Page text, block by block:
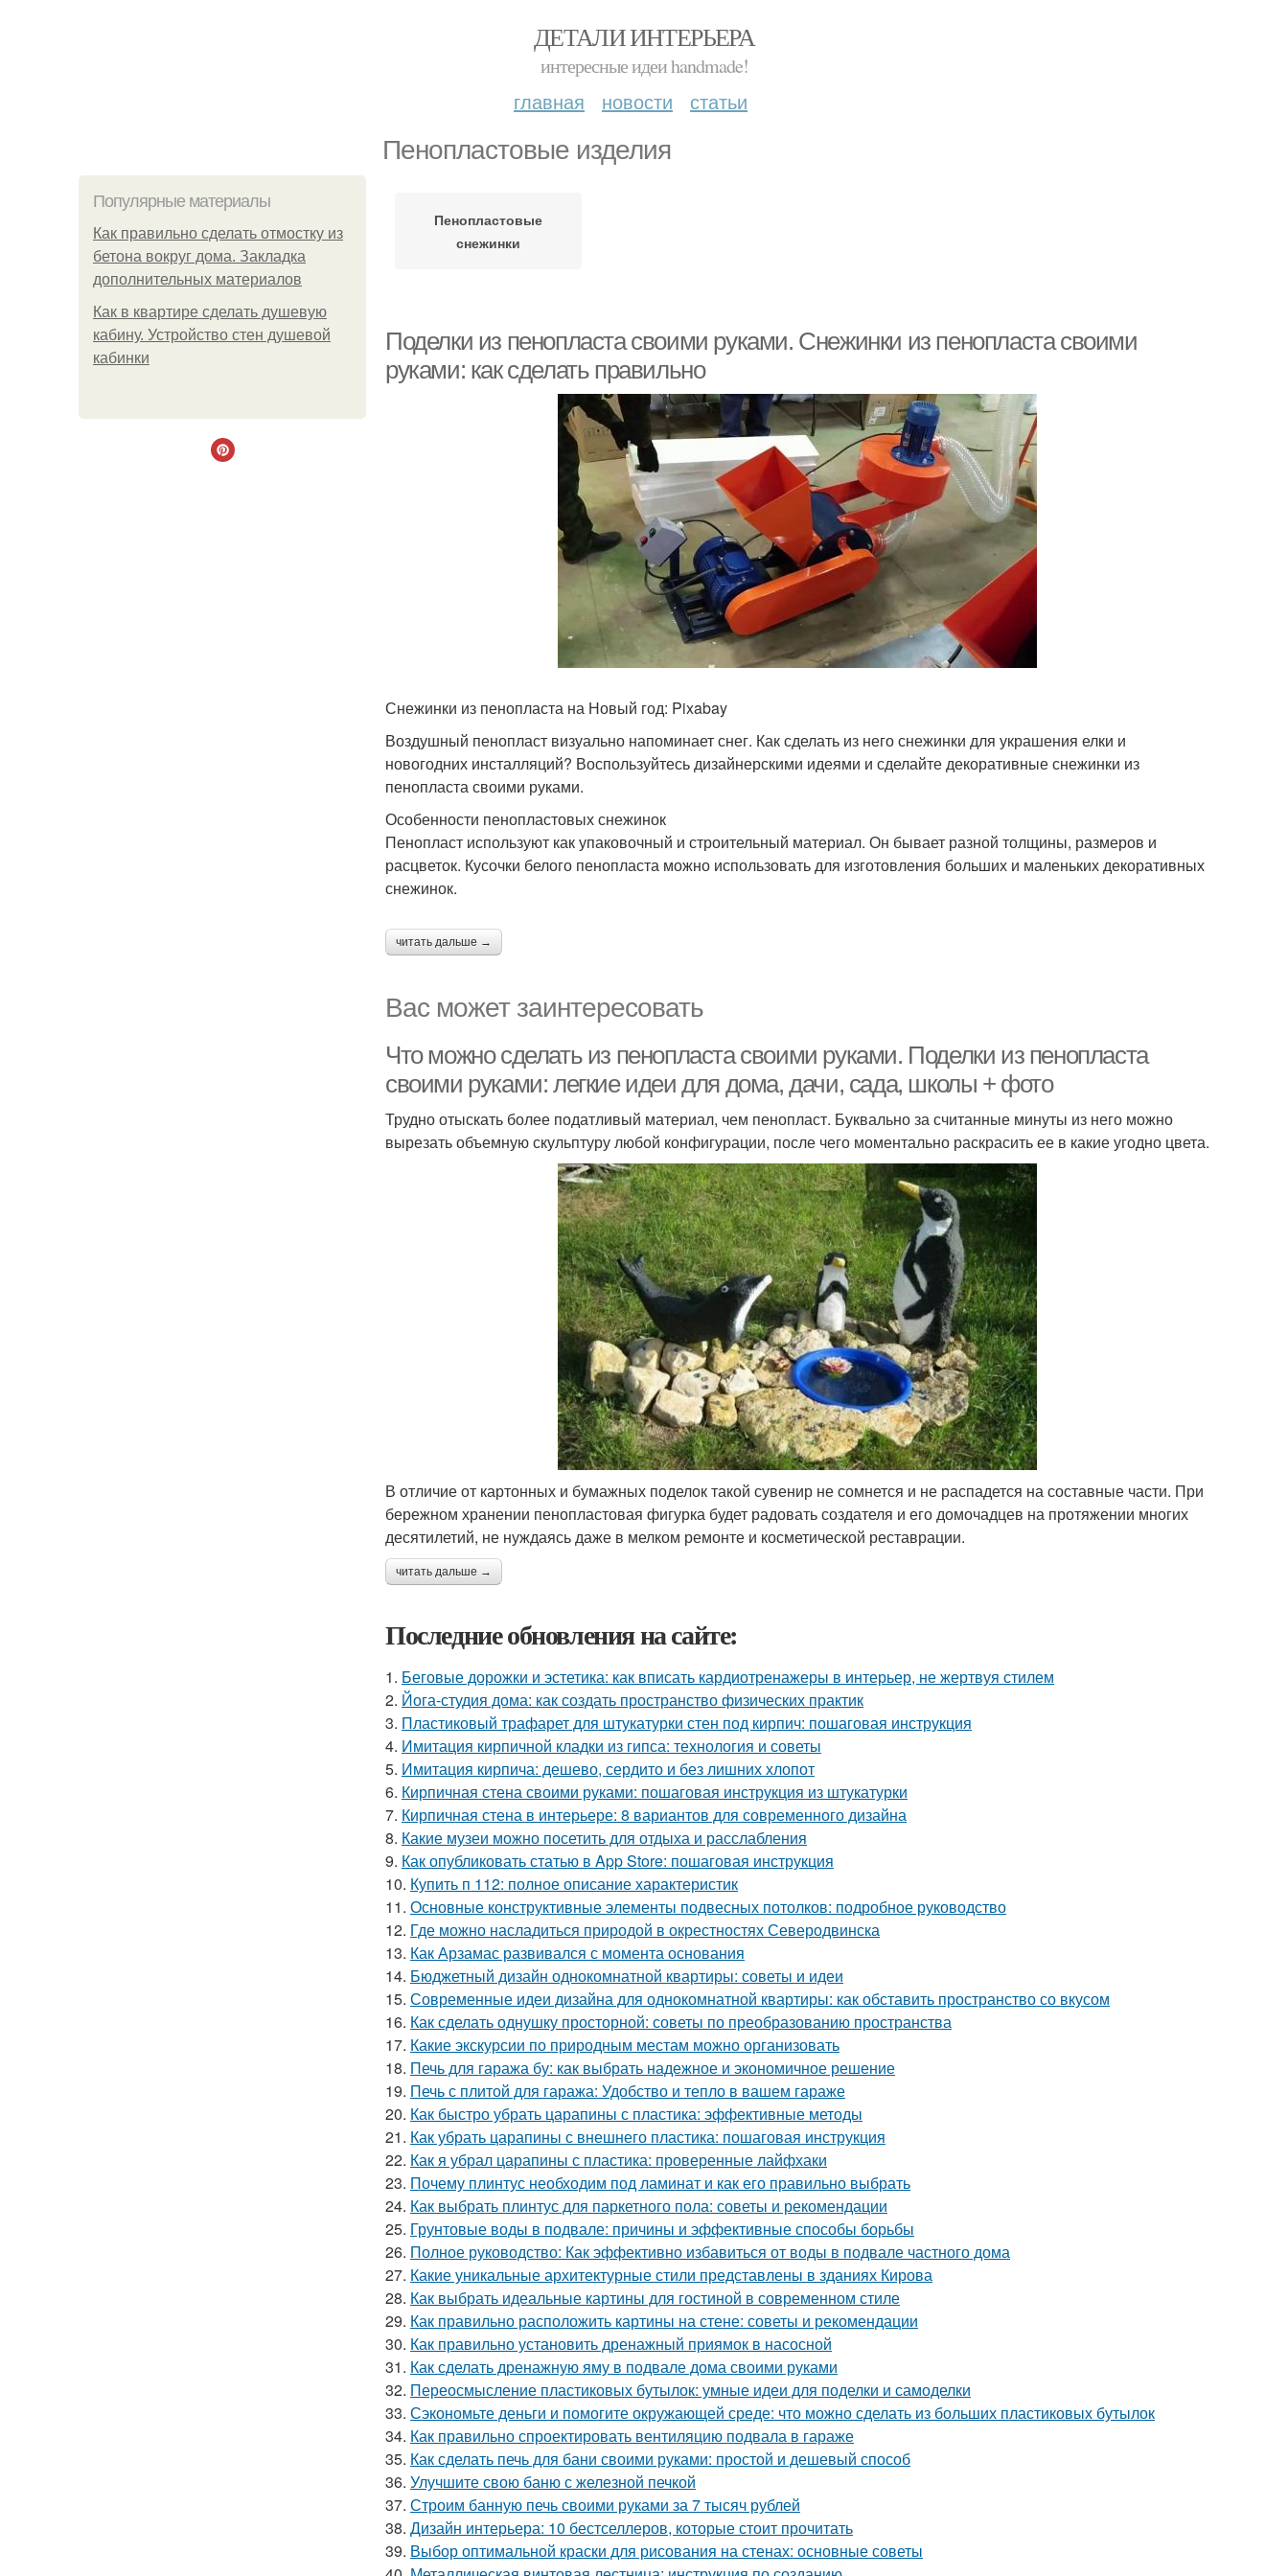
ДЕТАЛИ ИНТЕРЬЕРА
интересные идеи handmade!
главная новости статьи
Пенопластовые изделия
Популярные материалы
Как правильно сделать отмостку из
бетона вокруг дома. Закладка
дополнительных материалов
Как в квартире сделать душевую
кабину. Устройство стен душевой
кабинки
Пенопластовые
снежинки
Поделки из пенопласта своими руками. Снежинки из пенопласта своими
руками: как сделать правильно
Снежинки из пенопласта на Новый год: Pixabay
Воздушный пенопласт визуально напоминает снег. Как сделать из него снежинки для украшения елки и
новогодних инсталляций? Воспользуйтесь дизайнерскими идеями и сделайте декоративные снежинки из
пенопласта своими руками.
Особенности пенопластовых снежинок
Пенопласт используют как упаковочный и строительный материал. Он бывает разной толщины, размеров и
расцветок. Кусочки белого пенопласта можно использовать для изготовления больших и маленьких декоративных
снежинок.
читать дальше →
Вас может заинтересовать
Что можно сделать из пенопласта своими руками. Поделки из пенопласта
своими руками: легкие идеи для дома, дачи, сада, школы + фото
Трудно отыскать более податливый материал, чем пенопласт. Буквально за считанные минуты из него можно
вырезать объемную скульптуру любой конфигурации, после чего моментально раскрасить ее в какие угодно цвета.
В отличие от картонных и бумажных поделок такой сувенир не сомнется и не распадется на составные части. При
бережном хранении пенопластовая фигурка будет радовать создателя и его домочадцев на протяжении многих
десятилетий, не нуждаясь даже в мелком ремонте и косметической реставрации.
читать дальше →
Последние обновления на сайте:
1. Беговые дорожки и эстетика: как вписать кардиотренажеры в интерьер, не жертвуя стилем
2. Йога-студия дома: как создать пространство физических практик
3. Пластиковый трафарет для штукатурки стен под кирпич: пошаговая инструкция
4. Имитация кирпичной кладки из гипса: технология и советы
5. Имитация кирпича: дешево, сердито и без лишних хлопот
6. Кирпичная стена своими руками: пошаговая инструкция из штукатурки
7. Кирпичная стена в интерьере: 8 вариантов для современного дизайна
8. Какие музеи можно посетить для отдыха и расслабления
9. Как опубликовать статью в App Store: пошаговая инструкция
10. Купить п 112: полное описание характеристик
11. Основные конструктивные элементы подвесных потолков: подробное руководство
12. Где можно насладиться природой в окрестностях Северодвинска
13. Как Арзамас развивался с момента основания
14. Бюджетный дизайн однокомнатной квартиры: советы и идеи
15. Современные идеи дизайна для однокомнатной квартиры: как обставить пространство со вкусом
16. Как сделать однушку просторной: советы по преобразованию пространства
17. Какие экскурсии по природным местам можно организовать
18. Печь для гаража бу: как выбрать надежное и экономичное решение
19. Печь с плитой для гаража: Удобство и тепло в вашем гараже
20. Как быстро убрать царапины с пластика: эффективные методы
21. Как убрать царапины с внешнего пластика: пошаговая инструкция
22. Как я убрал царапины с пластика: проверенные лайфхаки
23. Почему плинтус необходим под ламинат и как его правильно выбрать
24. Как выбрать плинтус для паркетного пола: советы и рекомендации
25. Грунтовые воды в подвале: причины и эффективные способы борьбы
26. Полное руководство: Как эффективно избавиться от воды в подвале частного дома
27. Какие уникальные архитектурные стили представлены в зданиях Кирова
28. Как выбрать идеальные картины для гостиной в современном стиле
29. Как правильно расположить картины на стене: советы и рекомендации
30. Как правильно установить дренажный приямок в насосной
31. Как сделать дренажную яму в подвале дома своими руками
32. Переосмысление пластиковых бутылок: умные идеи для поделки и самоделки
33. Сэкономьте деньги и помогите окружающей среде: что можно сделать из больших пластиковых бутылок
34. Как правильно спроектировать вентиляцию подвала в гараже
35. Как сделать печь для бани своими руками: простой и дешевый способ
36. Улучшите свою баню с железной печкой
37. Строим банную печь своими руками за 7 тысяч рублей
38. Дизайн интерьера: 10 бестселлеров, которые стоит прочитать
39. Выбор оптимальной краски для рисования на стенах: основные советы